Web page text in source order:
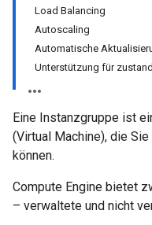
Load Balancing
Autoscaling
Automatische
Unterstützung für
Eine Instanzgruppe ist
(Virtual Machine), die
können.
Compute Engine bietet
– verwaltete und nicht